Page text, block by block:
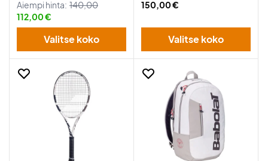
Aiempi hinta: 140,00
112,00 €
Valitse koko
150,00 €
Valitse koko